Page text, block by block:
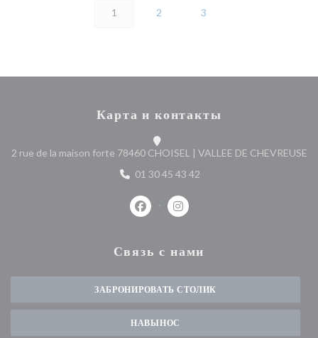
1 2 3
Карта и контакты
2 rue de la maison forte 78460 CHOISEL | VALLEE DE CHEVREUSE
01 30 45 43 42
Facebook ((открывается в новом
Instagram ((открывается в
Связь с нами
ЗАБРОНИРОВАТЬ СТОЛИК
НАВЫНОС